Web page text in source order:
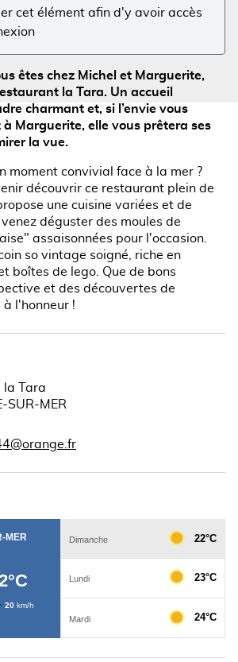
cet élément afin d'y avoir accès
êtes chez Michel et Marguerite,
la Tara. Un accueil
charmant et, si l’envie vous
Marguerite, elle vous prêtera ses
la vue.
moment convivial face à la mer ?
découvrir ce restaurant plein de
une cuisine variées et de
déguster des moules de
assaisonnées pour l'occasion.
so vintage soigné, riche en
boîtes de lego. Que de bons
et des découvertes de
à l'honneur !
la Tara
SUR-MER